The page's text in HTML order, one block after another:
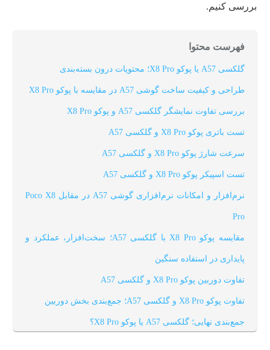
بررسی کنیم.
فهرست محتوا
گلکسی A57 یا پوکو X8 Pro؛ محتویات درون بسته‌بندی
طراحی و کیفیت ساخت گوشی A57 در مقایسه با پوکو X8 Pro
بررسی تفاوت نمایشگر گلکسی A57 و پوکو X8 Pro
تست باتری پوکو X8 Pro و گلکسی A57
سرعت شارژ پوکو X8 Pro و گلکسی A57
تست اسپیکر پوکو X8 Pro و گلکسی A57
نرم‌افزار و امکانات نرم‌افزاری گوشی A57 در مقابل Poco X8
Pro
مقایسه پوکو X8 Pro با گلکسی A57؛ سخت‌افزار، عملکرد و
پایداری در استفاده سنگین
تفاوت دوربین پوکو X8 Pro و گلکسی A57
تفاوت پوکو X8 Pro و گلکسی A57؛ جمع‌بندی بخش دوربین
جمع‌بندی نهایی؛ گلکسی A57 یا پوکو X8 Pro؟